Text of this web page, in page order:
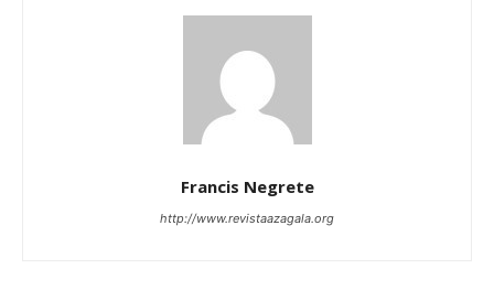
Francis Negrete
http://www.revistaazagala.org